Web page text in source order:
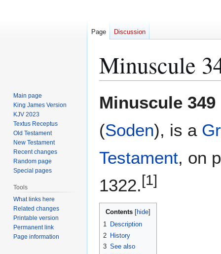
Minuscule
toto
Minuscule 349
(Soden), is a
Testament, on
1322. [1]
Contents
1 Description
2 History
3 See also
Page Discussion
Main page
King James Version
KJV 2023
Textus Receptus
Old Testament
New Testament
Recent changes
Random page
Special pages
Tools
What links here
Related changes
Printable version
Permanent link
Page information